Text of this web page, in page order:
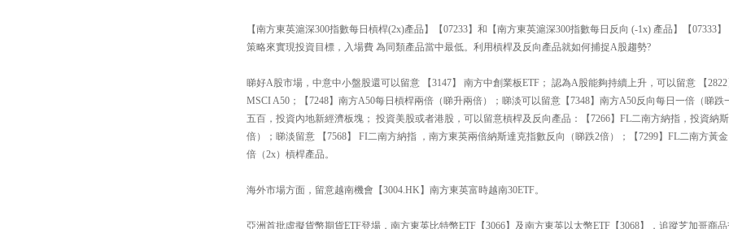
【南方東英滬深300指數每日槓桿(2x)產品】【07233】和【南方東英滬深300指數每日反向 (-1x) 產品】【07333
策略來實現投資目標，入場費 為同類產品當中最低。利用槓桿及反向產品就如何捕捉A股趨勢?
睇好A股市場，中意中小盤股還可以留意 【3147】 南方中創業板ETF； 認為A股能夠持續上升，可以留意 【
MSCI A50；【7248】南方A50每日槓桿兩倍（睇升兩倍）；睇淡可以留意【7348】南方A50反向每日一倍（睇跌
五百，投資內地新經濟板塊； 投資美股或者港股，可以留意槓桿及反向產品：【7266】FL二南方納指，投資納
倍）；睇淡留意 【7568】 FI二南方納指 ，南方東英兩倍納斯達克指數反向（睇跌2倍）；【7299】FL二南方黃
倍（2x）槓桿產品。
海外市場方面，留意越南機會【3004.HK】南方東英富時越南30ETF。
亞洲首批虛擬貨幣期貨ETF登場，南方東英比特幣ETF【3066】及南方東英以太幣ETF【3068】，追蹤芝加哥商